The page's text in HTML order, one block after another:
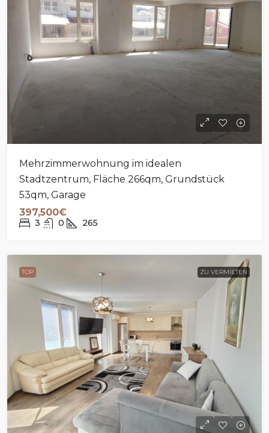
Mehrzimmerwohnung im idealen
Stadtzentrum, Fläche 266qm, Grundstück
53qm, Garage
397,500€
3 0 265
TOP ZU VERMIETEN